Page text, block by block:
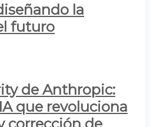
la
futuro
de Anthropic:
que revoluciona